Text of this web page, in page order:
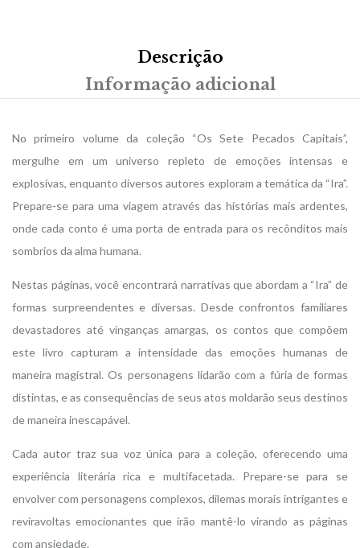
Descrição
Informação adicional
No primeiro volume da coleção “Os Sete Pecados Capitais”,
mergulhe em um universo repleto de emoções intensas e
explosivas, enquanto diversos autores exploram a temática da “Ira”.
Prepare-se para uma viagem através das histórias mais ardentes,
onde cada conto é uma porta de entrada para os recônditos mais
sombrios da alma humana.
Nestas páginas, você encontrará narrativas que abordam a “Ira” de
formas surpreendentes e diversas. Desde confrontos familiares
devastadores até vinganças amargas, os contos que compõem
este livro capturam a intensidade das emoções humanas de
maneira magistral. Os personagens lidarão com a fúria de formas
distintas, e as consequências de seus atos moldarão seus destinos
de maneira inescapável.
Cada autor traz sua voz única para a coleção, oferecendo uma
experiência literária rica e multifacetada. Prepare-se para se
envolver com personagens complexos, dilemas morais intrigantes e
reviravoltas emocionantes que irão mantê-lo virando as páginas
com ansiedade.